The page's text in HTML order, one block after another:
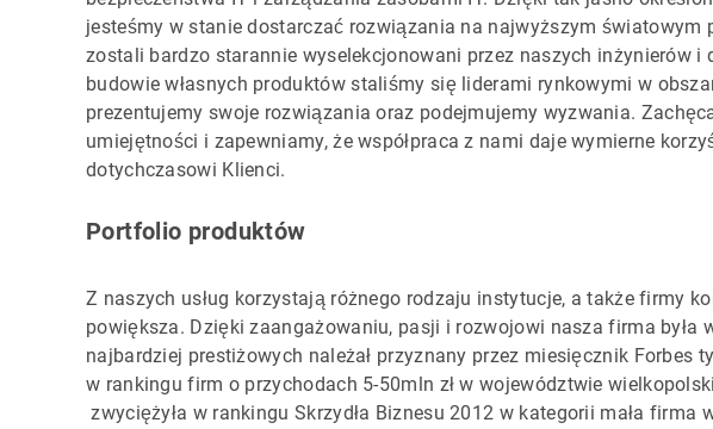
jesteśmy w stanie dostarczać rozwiązania na najwyższym światowym
zostali bardzo starannie wyselekcjonowani przez naszych inżynierów i
budowie własnych produktów staliśmy się liderami rynkowymi w
prezentujemy swoje rozwiązania oraz podejmujemy wyzwania.
umiejętności i zapewniamy, że współpraca z nami daje wymierne
dotychczasowi Klienci.
Portfolio produktów
Z naszych usług korzystają różnego rodzaju instytucje, a także firmy
powiększa. Dzięki zaangażowaniu, pasji i rozwojowi nasza firma była
najbardziej prestiżowych należał przyznany przez miesięcznik Forbes
w rankingu firm o przychodach 5-50mln zł w województwie
zwyciężyła w rankingu Skrzydła Biznesu 2012 w kategorii mała